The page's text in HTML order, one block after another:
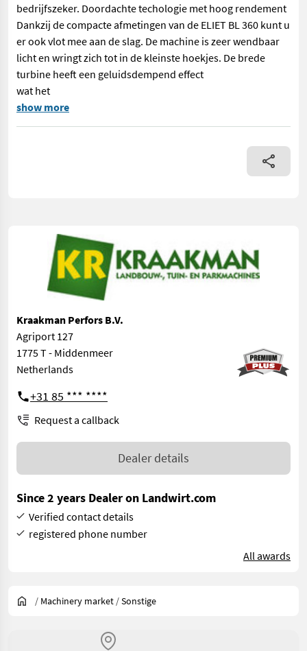
bedrijfszeker. Doordachte techologie met hoog rendement
Dankzij de compacte afmetingen van de ELIET BL 360 kunt u
er ook vlot mee aan de slag. De machine is zeer wendbaar
licht en wringt zich tot in de kleinste hoekjes. De brede
turbine heeft een geluidsdempend effect
wat het
== Overige details (NL) == Quantity: 1 Unit: Stuk De ELIET
show more
Kraakman Perfors B.V.
Agriport 127
1775 T - Middenmeer
Netherlands
+31 85 *** ****
Request a callback
Dealer details
Since 2 years Dealer on Landwirt.com
Verified contact details
registered phone number
All awards
/ Machinery market /Sonstige